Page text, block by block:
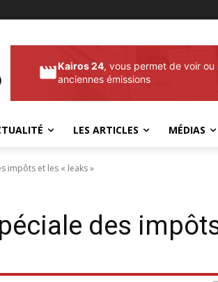
Kairos 24, vous permet de voir ou
anciennes émissions
LES ARTICLES MÉDIAS
impôts et les « leaks »
des